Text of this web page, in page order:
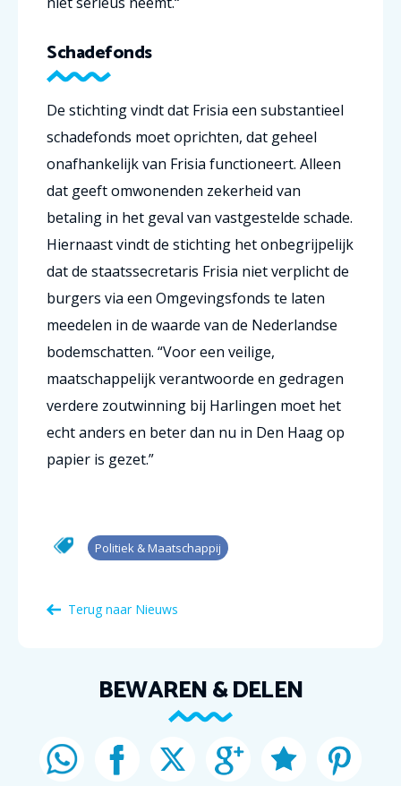
Schadefonds
De stichting vindt dat Frisia een substantieel
schadefonds moet oprichten, dat geheel
onafhankelijk van Frisia functioneert. Alleen
dat geeft omwonenden zekerheid van
betaling in het geval van vastgestelde schade.
Hiernaast vindt de stichting het onbegrijpelijk
dat de staatssecretaris Frisia niet verplicht de
burgers via een Omgevingsfonds te laten
meedelen in de waarde van de Nederlandse
bodemschatten. “Voor een veilige,
maatschappelijk verantwoorde en gedragen
verdere zoutwinning bij Harlingen moet het
echt anders en beter dan nu in Den Haag op
papier is gezet.”
Politiek & Maatschappij
Terug naar Nieuws
BEWAREN & DELEN